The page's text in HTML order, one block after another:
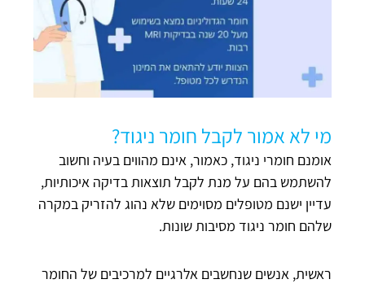
מי לא אמור לקבל חומר ניגוד?
אומנם חומרי ניגוד, כאמור, אינם מהווים בעיה וחשוב
להשתמש בהם על מנת לקבל תוצאות בדיקה איכותיות,
עדיין ישנם מטופלים מסוימים שלא נהוג להזריק במקרה
שלהם חומר ניגוד מסיבות שונות.
ראשית, אנשים שנחשבים אלרגיים למרכיבים של החומר